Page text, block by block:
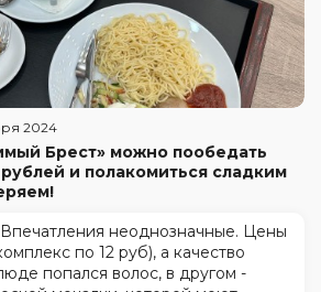
2024
Брест» можно пообедать
и полакомиться сладким
неоднозначные. Цены
по 12 руб), а качество
попался волос, в другом -